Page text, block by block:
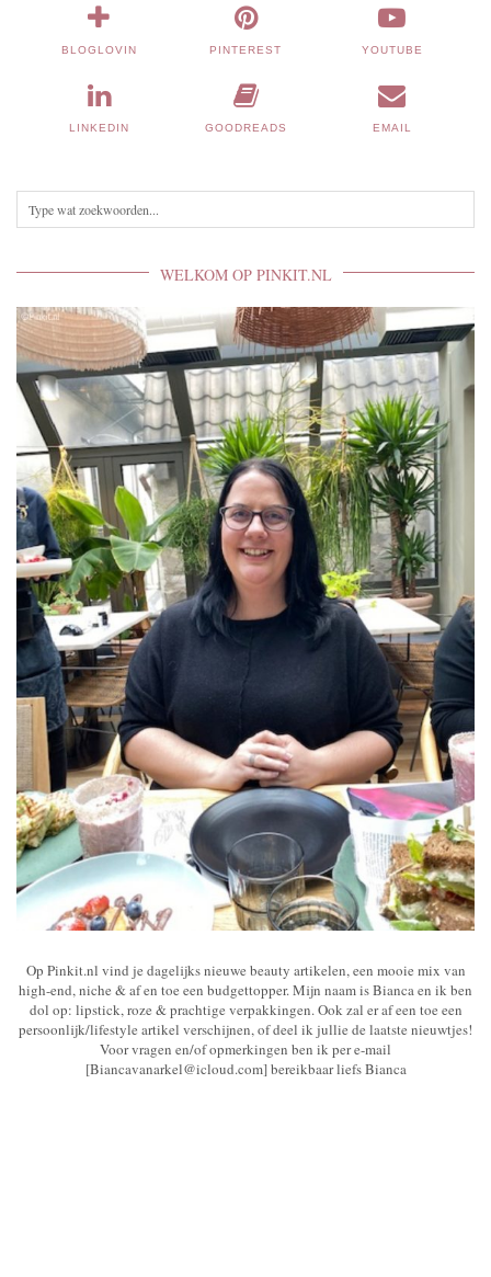
BLOGLOVIN PINTEREST YOUTUBE
LINKEDIN GOODREADS EMAIL
WELKOM OP PINKIT.NL
Op Pinkit.nl vind je dagelijks nieuwe beauty artikelen, een mooie mix van
high-end, niche & af en toe een budgettopper. Mijn naam is Bianca en ik ben
dol op: lipstick, roze & prachtige verpakkingen. Ook zal er af een toe een
persoonlijk/lifestyle artikel verschijnen, of deel ik jullie de laatste nieuwtjes!
Voor vragen en/of opmerkingen ben ik per e-mail
[Biancavanarkel@icloud.com] bereikbaar liefs Bianca